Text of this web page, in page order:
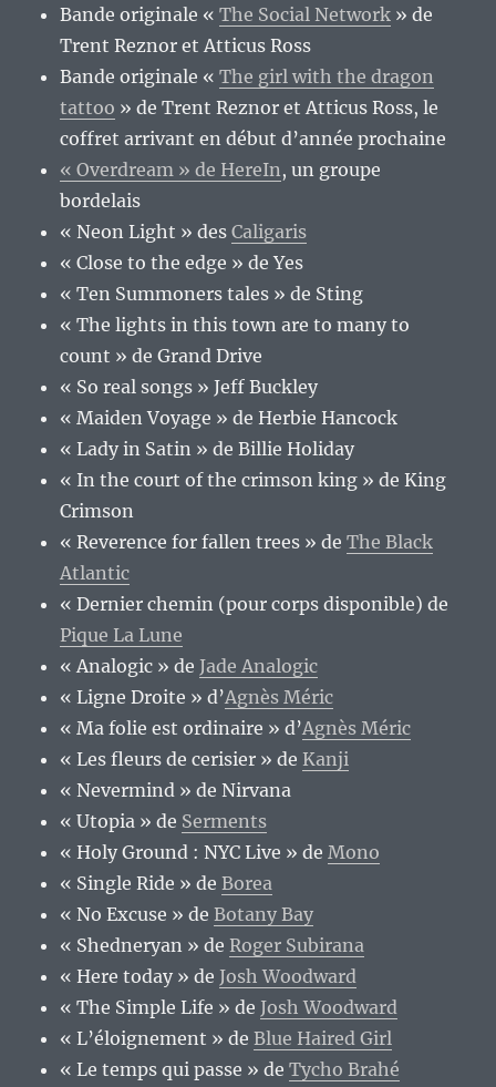
Bande originale «The Social Network » de
Trent Reznor et Atticus Ross
Bande originale «The girl with the dragon
tattoo » de Trent Reznor et Atticus Ross, le
coffret arrivant en début d’année prochaine
« Overdream » de HereIn, un groupe
bordelais
« Neon Light » desCaligaris
« Close to the edge » de Yes
« Ten Summoners tales » de Sting
« The lights in this town are to many to
count » de Grand Drive
« So real songs » Jeff Buckley
« Maiden Voyage » de Herbie Hancock
« Lady in Satin » de Billie Holiday
« In the court of the crimson king » de King
Crimson
« Reverence for fallen trees » deThe Black
Atlantic
« Dernier chemin (pour corps disponible) de
Pique La Lune
« Analogic » de Jade Analogic
« Ligne Droite » d’Agnès Méric
« Ma folie est ordinaire » d’Agnès Méric
« Les fleurs de cerisier » de Kanji
« Nevermind » de Nirvana
« Utopia » de Serments
« Holy Ground : NYC Live » deMono
« Single Ride » deBorea
« No Excuse » deBotany Bay
« Shedneryan » deRoger Subirana
« Here today » de Josh Woodward
« The Simple Life » de Josh Woodward
« L’éloignement » deBlue Haired Girl
« Le temps qui passe » deTycho Brahé